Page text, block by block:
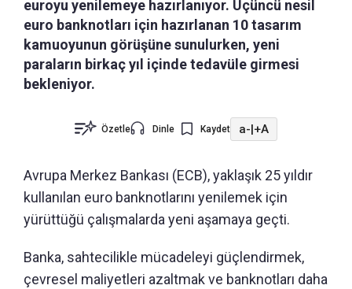
euroyu yenilemeye hazırlanıyor. Üçüncü nesil
euro banknotları için hazırlanan 10 tasarım
kamuoyunun görüşüne sunulurken, yeni
paraların birkaç yıl içinde tedavüle girmesi
bekleniyor.
Özetle Dinle Kaydet a-|+A
Avrupa Merkez Bankası (ECB), yaklaşık 25 yıldır
kullanılan euro banknotlarını yenilemek için
yürüttüğü çalışmalarda yeni aşamaya geçti.
Banka, sahtecilikle mücadeleyi güçlendirmek,
çevresel maliyetleri azaltmak ve banknotları daha